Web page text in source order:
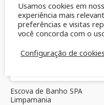
Escova de Banho SPA
Limpamania
Usamos cookies em
experiência mais
preferências e visitas
você concorda com o
Configuração de cookies